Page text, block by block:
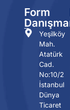
Form
Yeşilköy
Mah.
Atatürk
Cad.
No:10/2
İstanbul
Dünya
Ticaret